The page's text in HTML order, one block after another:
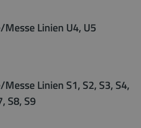
Linien U4, U5
Linien S1, S2, S3, S4,
S8, S9